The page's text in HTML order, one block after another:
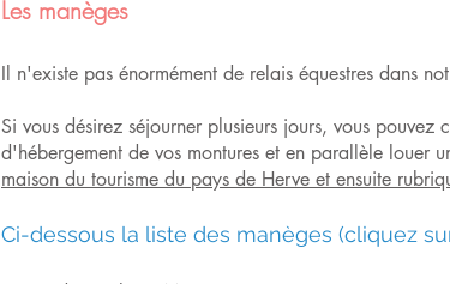
Les manèges
Il n'existe pas énormément de relais équestres dans
Si vous désirez séjourner plusieurs jours, vous
d'hébergement de vos montures et en parallèle louer
maison du tourisme du pays de Herve et ensuite
Ci-dessous la liste des manèges (cliquez